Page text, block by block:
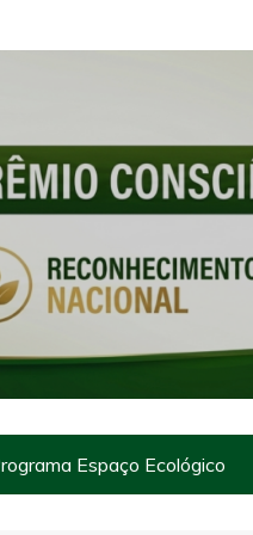
Espaço Ecológico